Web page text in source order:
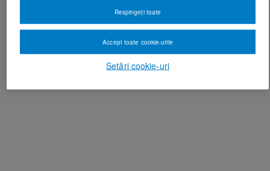
Setări cookie-uri
Respingeți toate
Accept toate cookie-urile